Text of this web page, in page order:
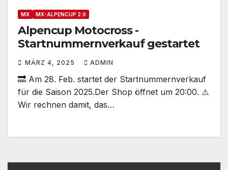
MX MX-ALPENCUP 2.0
Alpencup Motocross -
Startnummernverkauf gestartet
MÄRZ 4, 2025 ADMIN
🔜 Am 28. Feb. startet der Startnummernverkauf
für die Saison 2025.Der Shop öffnet um 20:00. ⚠️
Wir rechnen damit, das…